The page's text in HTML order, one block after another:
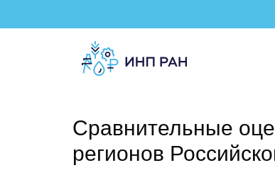
Сравнительные
регионов